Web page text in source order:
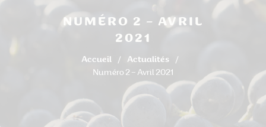
NUMÉRO 2 – AVRIL
2021
Accueil
Actualités
Numéro 2 – Avril 2021